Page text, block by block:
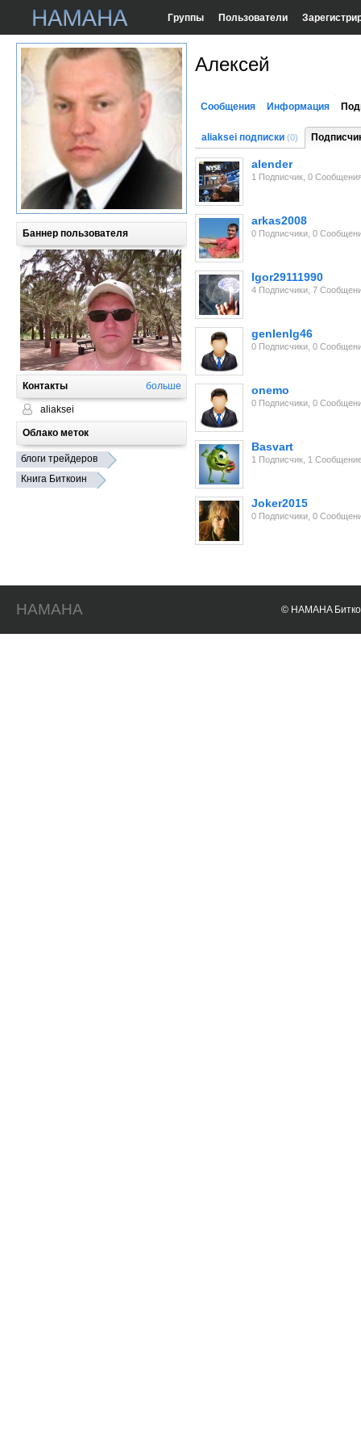
Группы Пользователи
Баннер пользователя
Контакты больше
aliaksei
Облако меток
блоги трейдеров
Книга Биткоин
Алексей
Сообщения Информация
aliaksei подписки (0)
alender
1 Подписчик, 0
arkas2008
0 Подписчики, 0
Igor29111990
4 Подписчики, 7
genlenlg46
0 Подписчики, 0
onemo
0 Подписчики, 0
Basvart
1 Подписчик, 1
Joker2015
0 Подписчики, 0
HAMAHA © HAMAHA